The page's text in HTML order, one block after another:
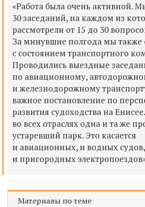
«Работа была очень активной.
30 заседаний, на каждом из
рассмотрели от 15 до 30
За минувшие полгода мы также
с состоянием транспортного
Проводились выездные
по авиационному,
и железнодорожному
важное постановление по
развития судоходства на
во всех отраслях одна и та же
устаревший парк. Это касается
и авиационных, и водных судов,
и пригородных
Материалы по теме